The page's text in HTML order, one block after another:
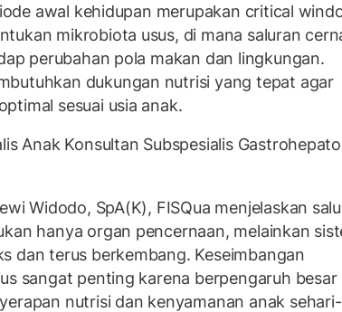
awal kehidupan merupakan critical
mikrobiota usus, di mana saluran
perubahan pola makan dan lingkungan.
dukungan nutrisi yang tepat agar
sesuai usia anak.
Anak Konsultan Subspesialis
Widodo, SpA(K), FISQua menjelaskan
hanya organ pencernaan, melainkan
dan terus berkembang. Keseimbangan
sangat penting karena berpengaruh besar
nutrisi dan kenyamanan anak